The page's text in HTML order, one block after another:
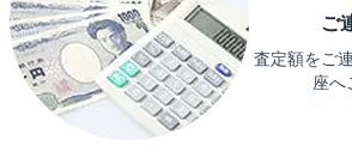
ご
査定額をご
座へ